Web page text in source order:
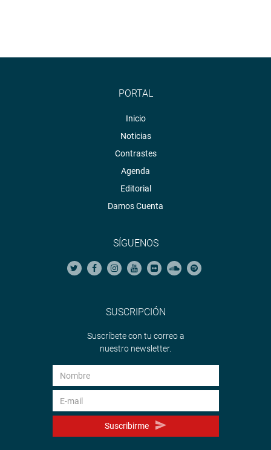
PORTAL
Inicio
Noticias
Contrastes
Agenda
Editorial
Damos Cuenta
SÍGUENOS
SUSCRIPCIÓN
Suscríbete con tu correo a
nuestro newsletter.
Suscribirme